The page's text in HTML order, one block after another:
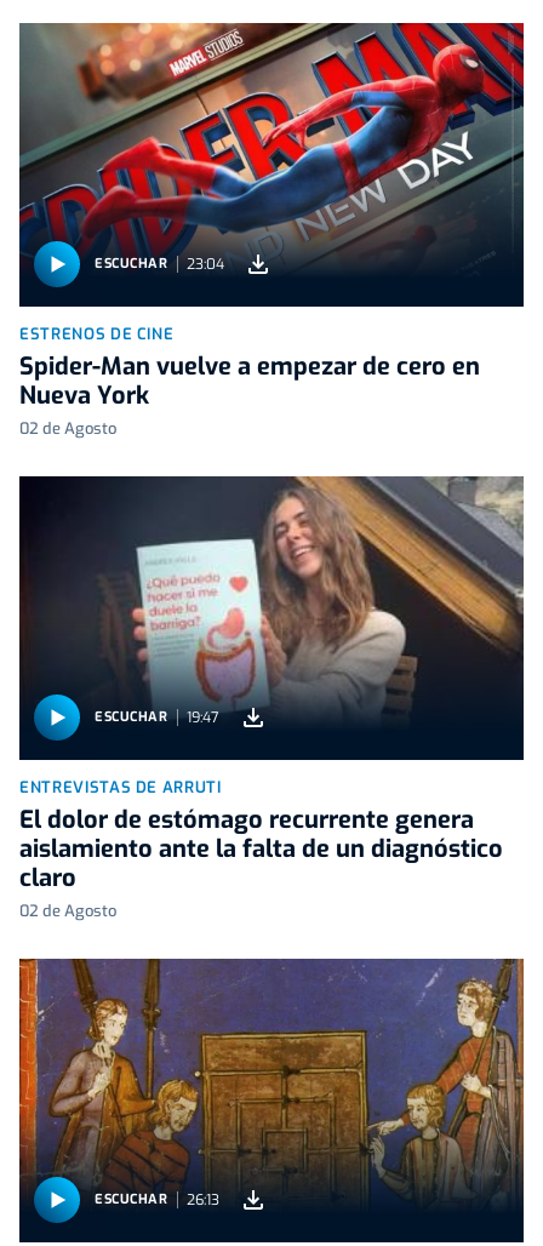
ESCUCHAR 23:04
ESTRENOS DE CINE
Spider-Man vuelve a empezar de cero en
Nueva York
02 de Agosto
ESCUCHAR 19:47
ENTREVISTAS DE ARRUTI
El dolor de estómago recurrente genera
aislamiento ante la falta de un diagnóstico
claro
02 de Agosto
ESCUCHAR 26:13